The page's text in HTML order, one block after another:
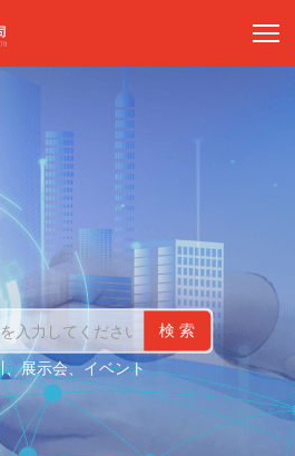
検 索
、展示会、イベント